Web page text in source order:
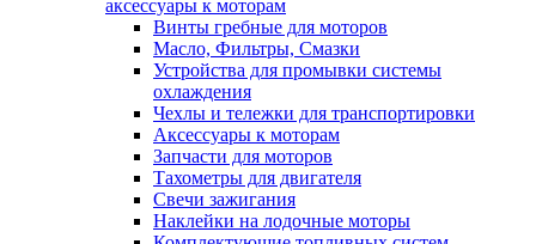
аксессуары к моторам
Винты гребные для моторов
Масло, Фильтры, Смазки
Устройства для промывки системы
охлаждения
Чехлы и тележки для транспортировки
Аксессуары к моторам
Запчасти для моторов
Тахометры для двигателя
Свечи зажигания
Наклейки на лодочные моторы